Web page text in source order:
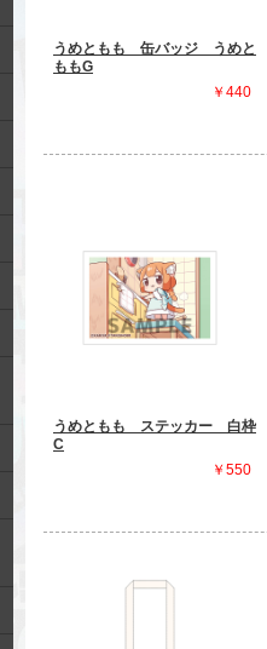
うめともも 缶バッジ うめと
ももG
￥440
うめともも ステッカー 白枠
C
￥550